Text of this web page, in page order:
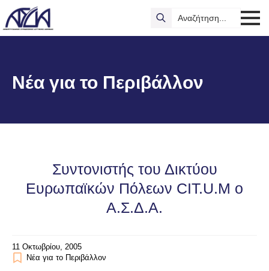
Search
Νέα για το Περιβάλλον
Συντονιστής του Δικτύου
Ευρωπαϊκών Πόλεων CIT.U.M ο
Α.Σ.Δ.Α.
11 Οκτωβρίου, 2005
Νέα για το Περιβάλλον